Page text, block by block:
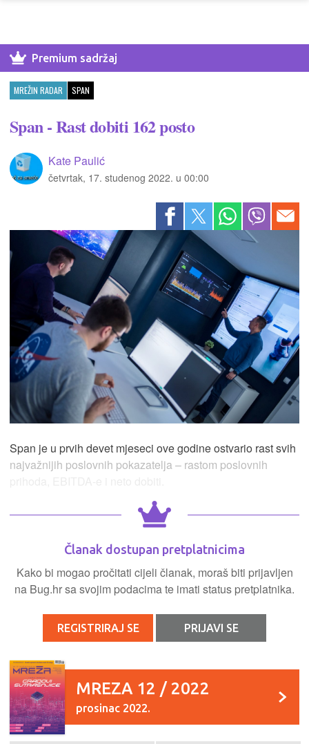
Premium sadržaj
MREŽIN RADAR SPAN
Span - Rast dobiti 162 posto
Kate Paulić
četvrtak, 17. studenog 2022. u 00:00
Span je u prvih devet mjeseci ove godine ostvario rast svih
najvažnijih poslovnih pokazatelja – rastom poslovnih
Članak dostupan pretplatnicima
Kako bi mogao pročitati cijeli članak, moraš biti prijavljen
na Bug.hr sa svojim podacima te imati status pretplatnika.
REGISTRIRAJ SE PRIJAVI SE
MREZA 12 / 2022
prosinac 2022.